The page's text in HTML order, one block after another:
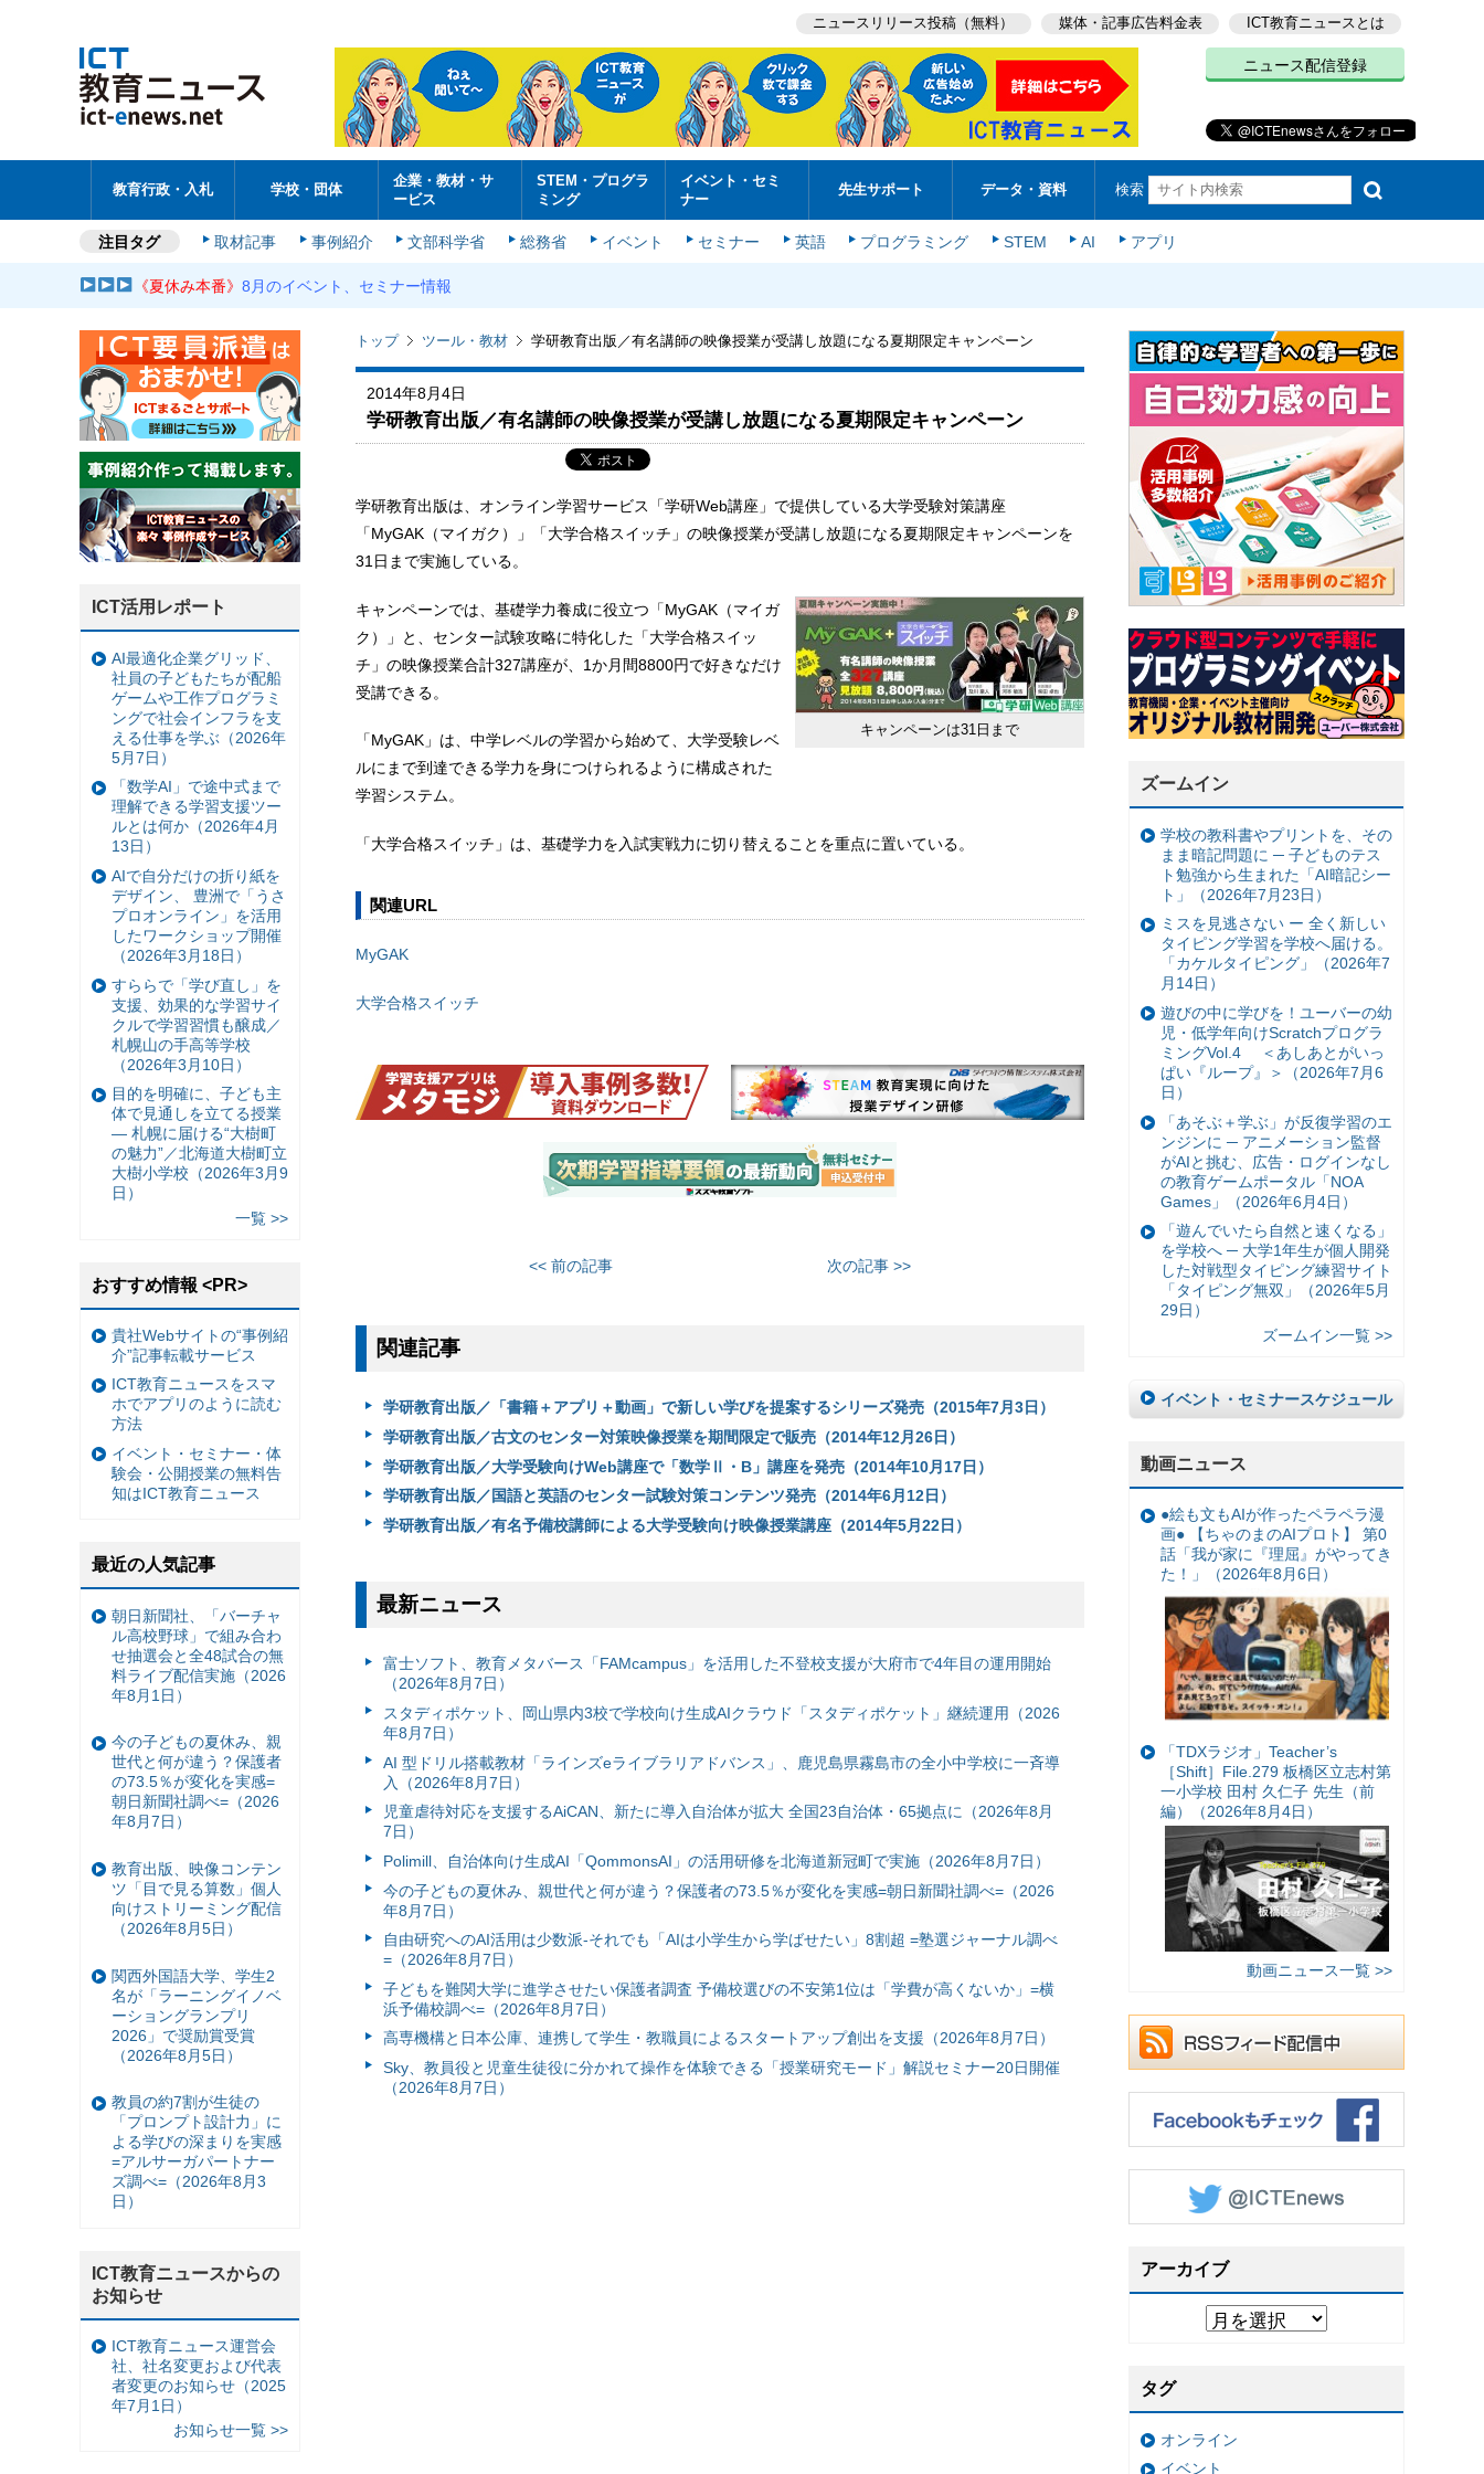
ニュースリリース投稿（無料） 媒体・記事広告料金表 ICT教育ニュースとは
ニュース配信登録
教育行政・入札 学校・団体
企業・教材・サ
ービス
STEM・プログラ
ミング
イベント・セミ
ナー
先生サポート データ・資料 検索
注目タグ 取材記事 事例紹介 文部科学省 総務省 イベント セミナー 英語 プログラミング STEM AI アプリ
《夏休み本番》8月のイベント、セミナー情報
トップ ツール・教材 学研教育出版／有名講師の映像授業が受講し放題になる夏期限定キャンペーン
2014年8月4日
学研教育出版／有名講師の映像授業が受講し放題になる夏期限定キャンペーン
学研教育出版は、オンライン学習サービス「学研Web講座」で提供している大学受験対策講座
「MyGAK（マイガク）」「大学合格スイッチ」の映像授業が受講し放題になる夏期限定キャンペーンを
31日まで実施している。
キャンペーンは31日まで
キャンペーンでは、基礎学力養成に役立つ「MyGAK（マイガ
ク）」と、センター試験攻略に特化した「大学合格スイッ
チ」の映像授業合計327講座が、1か月間8800円で好きなだけ
受講できる。
「MyGAK」は、中学レベルの学習から始めて、大学受験レベ
ルにまで到達できる学力を身につけられるように構成された
学習システム。
「大学合格スイッチ」は、基礎学力を入試実戦力に切り替えることを重点に置いている。
関連URL
MyGAK
大学合格スイッチ
<< 前の記事 次の記事 >>
関連記事
学研教育出版／「書籍＋アプリ＋動画」で新しい学びを提案するシリーズ発売（2015年7月3日）
学研教育出版／古文のセンター対策映像授業を期間限定で販売（2014年12月26日）
学研教育出版／大学受験向けWeb講座で「数学Ⅱ・B」講座を発売（2014年10月17日）
学研教育出版／国語と英語のセンター試験対策コンテンツ発売（2014年6月12日）
学研教育出版／有名予備校講師による大学受験向け映像授業講座（2014年5月22日）
最新ニュース
富⼠ソフト、教育メタバース「FAMcampus」を活用した不登校支援が大府市で4年目の運用開始
（2026年8月7日）
スタディポケット、岡山県内3校で学校向け生成AIクラウド「スタディポケット」継続運用（2026
年8月7日）
AI 型ドリル搭載教材「ラインズeライブラリアドバンス」、鹿児島県霧島市の全小中学校に一斉導
入（2026年8月7日）
児童虐待対応を支援するAiCAN、新たに導入自治体が拡大 全国23自治体・65拠点に（2026年8月
7日）
Polimill、自治体向け生成AI「QommonsAI」の活用研修を北海道新冠町で実施（2026年8月7日）
今の子どもの夏休み、親世代と何が違う？保護者の73.5％が変化を実感=朝日新聞社調べ=（2026
年8月7日）
自由研究へのAI活用は少数派-それでも「AIは小学生から学ばせたい」8割超 =塾選ジャーナル調べ
=（2026年8月7日）
子どもを難関大学に進学させたい保護者調査 予備校選びの不安第1位は「学費が高くないか」=横
浜予備校調べ=（2026年8月7日）
高専機構と日本公庫、連携して学生・教職員によるスタートアップ創出を支援（2026年8月7日）
Sky、教員役と児童生徒役に分かれて操作を体験できる「授業研究モード」解説セミナー20日開催
（2026年8月7日）
ズームイン
学校の教科書やプリントを、その
まま暗記問題に ─ 子どものテス
ト勉強から生まれた「AI暗記シー
ト」（2026年7月23日）
ミスを見逃さない ー 全く新しい
タイピング学習を学校へ届ける。
「カケルタイピング」（2026年7
月14日）
遊びの中に学びを！ユーバーの幼
児・低学年向けScratchプログラ
ミングVol.4 ＜あしあとがいっ
ぱい『ループ』＞（2026年7月6
日）
「あそぶ＋学ぶ」が反復学習のエ
ンジンに ─ アニメーション監督
がAIと挑む、広告・ログインなし
の教育ゲームポータル「NOA
Games」（2026年6月4日）
「遊んでいたら自然と速くなる」
を学校へ ─ 大学1年生が個人開発
した対戦型タイピング練習サイト
「タイピング無双」（2026年5月
29日）
ズームイン一覧 >>
イベント・セミナースケジュール
動画ニュース
●絵も文もAIが作ったペラペラ漫
画● 【ちゃのまのAIプロト】 第0
話「我が家に『理屈』がやってき
た！」（2026年8月6日）
「TDXラジオ」Teacher’s
［Shift］File.279 板橋区立志村第
一小学校 田村 久仁子 先生（前
編）（2026年8月4日）
動画ニュース一覧 >>
アーカイブ
タグ
オンライン
イベント
ICT活用レポート
AI最適化企業グリッド、
社員の子どもたちが配船
ゲームや工作プログラミ
ングで社会インフラを支
える仕事を学ぶ（2026年
5月7日）
「数学AI」で途中式まで
理解できる学習支援ツー
ルとは何か（2026年4月
13日）
AIで自分だけの折り紙を
デザイン、 豊洲で「うさ
プロオンライン」を活用
したワークショップ開催
（2026年3月18日）
すららで「学び直し」を
支援、効果的な学習サイ
クルで学習習慣も醸成／
札幌山の手高等学校
（2026年3月10日）
目的を明確に、子ども主
体で見通しを立てる授業
— 札幌に届ける“大樹町
の魅力”／北海道大樹町立
大樹小学校（2026年3月9
日）
一覧 >>
おすすめ情報 <PR>
貴社Webサイトの“事例紹
介”記事転載サービス
ICT教育ニュースをスマ
ホでアプリのように読む
方法
イベント・セミナー・体
験会・公開授業の無料告
知はICT教育ニュース
最近の人気記事
朝日新聞社、「バーチャ
ル高校野球」で組み合わ
せ抽選会と全48試合の無
料ライブ配信実施（2026
年8月1日）
今の子どもの夏休み、親
世代と何が違う？保護者
の73.5％が変化を実感=
朝日新聞社調べ=（2026
年8月7日）
教育出版、映像コンテン
ツ「目で見る算数」個人
向けストリーミング配信
（2026年8月5日）
関西外国語大学、学生2
名が「ラーニングイノベ
ーショングランプリ
2026」で奨励賞受賞
（2026年8月5日）
教員の約7割が生徒の
「プロンプト設計力」に
よる学びの深まりを実感
=アルサーガパートナー
ズ調べ=（2026年8月3
日）
ICT教育ニュースからの
お知らせ
ICT教育ニュース運営会
社、社名変更および代表
者変更のお知らせ（2025
年7月1日）
お知らせ一覧 >>